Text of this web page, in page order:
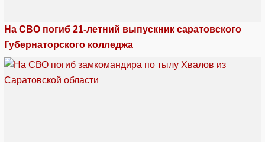
На СВО погиб 21-летний выпускник саратовского
Губернаторского колледжа